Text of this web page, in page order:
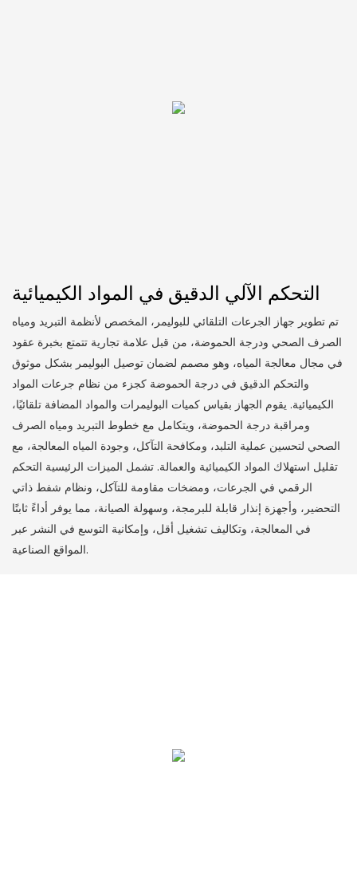
التحكم الآلي الدقيق في المواد الكيميائية
تم تطوير جهاز الجرعات التلقائي للبوليمر، المخصص لأنظمة التبريد ومياه
الصرف الصحي ودرجة الحموضة، من قبل علامة تجارية تتمتع بخبرة عقود
في مجال معالجة المياه، وهو مصمم لضمان توصيل البوليمر بشكل موثوق
والتحكم الدقيق في درجة الحموضة كجزء من نظام جرعات المواد
الكيميائية. يقوم الجهاز بقياس كميات البوليمرات والمواد المضافة تلقائيًا،
ومراقبة درجة الحموضة، ويتكامل مع خطوط التبريد ومياه الصرف
الصحي لتحسين عملية التلبد، ومكافحة التآكل، وجودة المياه المعالجة، مع
تقليل استهلاك المواد الكيميائية والعمالة. تشمل الميزات الرئيسية التحكم
الرقمي في الجرعات، ومضخات مقاومة للتآكل، ونظام شفط ذاتي
التحضير، وأجهزة إنذار قابلة للبرمجة، وسهولة الصيانة، مما يوفر أداءً ثابتًا
في المعالجة، وتكاليف تشغيل أقل، وإمكانية التوسع في النشر عبر
المواقع الصناعية.